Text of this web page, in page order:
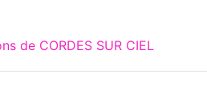
de CORDES SUR CIEL